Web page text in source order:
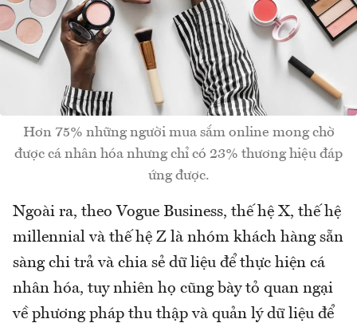
Hơn 75% những người mua sắm online mong chờ
được cá nhân hóa nhưng chỉ có 23% thương hiệu đáp
ứng được.
Ngoài ra, theo Vogue Business, thế hệ X, thế hệ
millennial và thế hệ Z là nhóm khách hàng sẵn
sàng chi trả và chia sẻ dữ liệu để thực hiện cá
nhân hóa, tuy nhiên họ cũng bày tỏ quan ngại
về phương pháp thu thập và quản lý dữ liệu để